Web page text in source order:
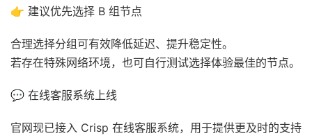
👉 建议优先选择 B 组节点
合理选择分组可有效降低延迟、提升稳定性。
若存在特殊网络环境，也可自行测试选择体验最佳的节点。
💬 在线客服系统上线
官网现已接入 Crisp 在线客服系统，用于提供更及时的支持